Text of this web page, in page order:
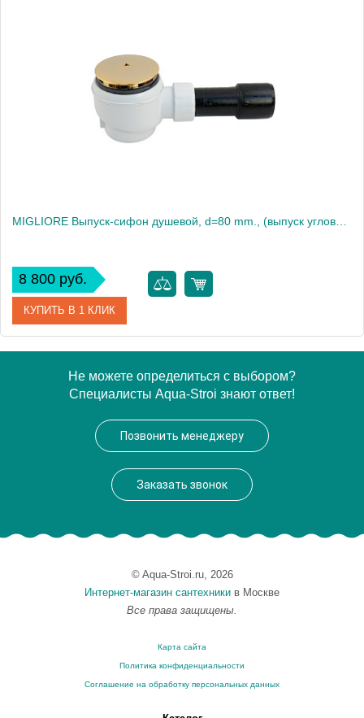
8 800 руб.
КУПИТЬ В 1 КЛИК
Производитель
Не можете определиться с выбором?
Специалисты Aqua-Stroi знают ответ!
Позвонить менеджеру
Заказать звонок
© Aqua-Stroi.ru, 2026
Интернет-магазин сантехники в Москве
Все права защищены.
Карта сайта
Политика конфиденциальности
Соглашение на обработку персональных данных